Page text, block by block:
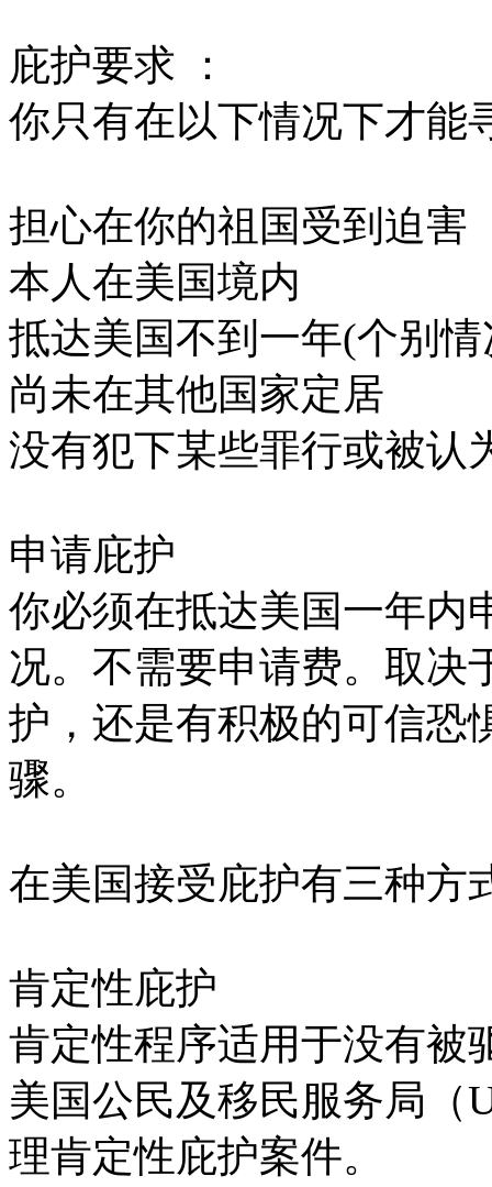
庇护要求 ：
你只有在以下情况下才能
担心在你的祖国受到迫害
本人在美国境内
抵达美国不到一年(个别
尚未在其他国家定居
没有犯下某些罪行或被认
申请庇护
你必须在抵达美国一年内
况。不需要申请费。取决
护，还是有积极的可信恐
骤。
在美国接受庇护有三种方
肯定性庇护
肯定性程序适用于没有被
美国公民及移民服务局（
理肯定性庇护案件。